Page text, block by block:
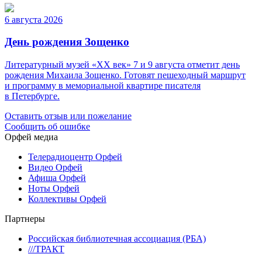
6 августа 2026
День рождения Зощенко
Литературный музей «ХХ век» 7 и 9 августа отметит день
рождения Михаила Зощенко. Готовят пешеходный маршрут
и программу в мемориальной квартире писателя
в Петербурге.
Оставить отзыв или пожелание
Сообщить об ошибке
Орфей медиа
Телерадиоцентр Орфей
Видео Орфей
Афиша Орфей
Ноты Орфей
Коллективы Орфей
Партнеры
Российская библиотечная ассоциация (РБА)
///ТРАКТ